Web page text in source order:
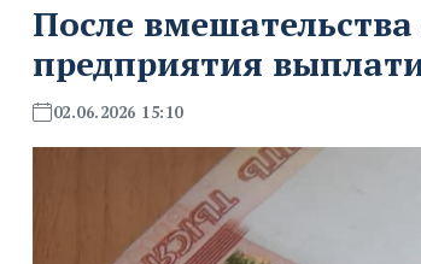
После
предприятия
02.06.2026 15:10